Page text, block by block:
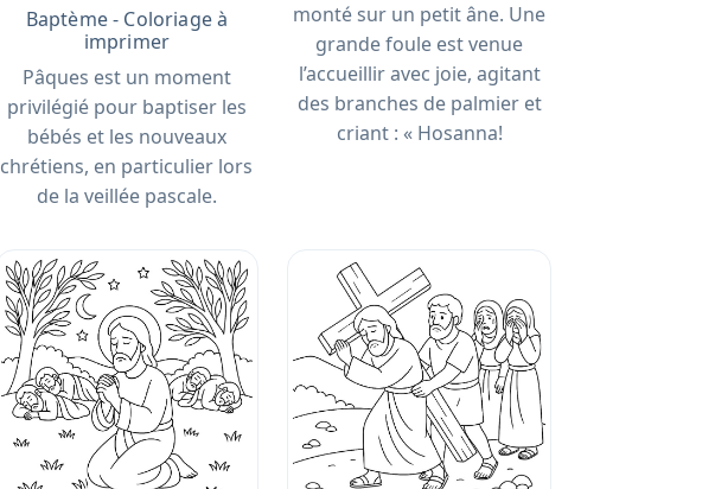
Baptème - Coloriage à
imprimer
Pâques est un moment
privilégié pour baptiser les
bébés et les nouveaux
chrétiens, en particulier lors
de la veillée pascale.
monté sur un petit âne. Une
grande foule est venue
l’accueillir avec joie, agitant
des branches de palmier et
criant : « Hosanna!